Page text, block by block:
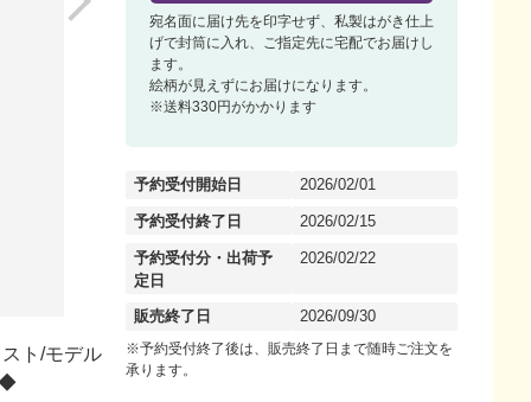
ト/モデル
◆
宛名面に届け先を印字せず、私製はがき仕上
げで封筒に入れ、ご指定先に宅配でお届けし
ます。
絵柄が見えずにお届けになります。
※送料330円がかかります
予約受付開始日 2026/02/01
予約受付終了日 2026/02/15
予約受付分・出荷予
定日
2026/02/22
販売終了日 2026/09/30
※予約受付終了後は、販売終了日まで随時ご注文を
承ります。